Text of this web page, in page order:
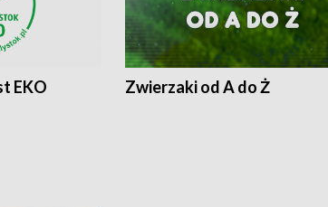
EKO Zwierzaki od A do Ż